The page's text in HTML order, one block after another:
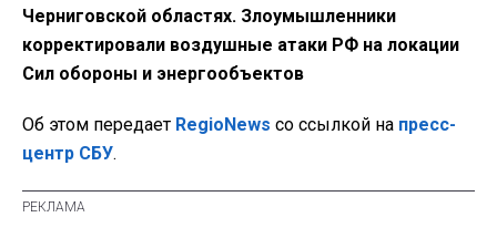
Черниговской областях. Злоумышленники
корректировали воздушные атаки РФ на локации
Сил обороны и энергообъектов
Об этом передает RegioNews со ссылкой на пресс-
центр СБУ.